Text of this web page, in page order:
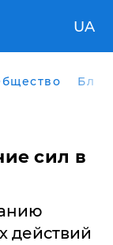
UA
сил в
действий